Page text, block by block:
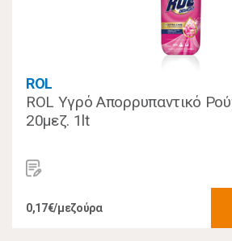
ROL
ROL Υγρό Απορρυπαντικό
20μεζ. 1lt
0,17€/μεζούρα